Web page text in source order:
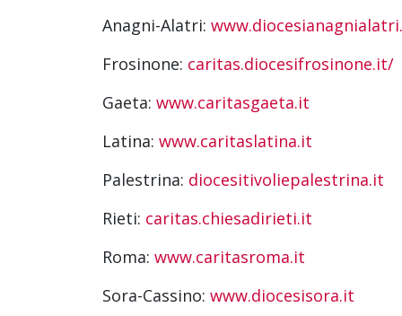
Anagni-Alatri:
Frosinone: caritas.diocesifrosinone.it/
Gaeta: www.caritasgaeta.it
Latina: www.caritaslatina.it
Palestrina: diocesitivoliepalestrina.it
Rieti: caritas.chiesadirieti.it
Roma: www.caritasroma.it
Sora-Cassino: www.diocesisora.it